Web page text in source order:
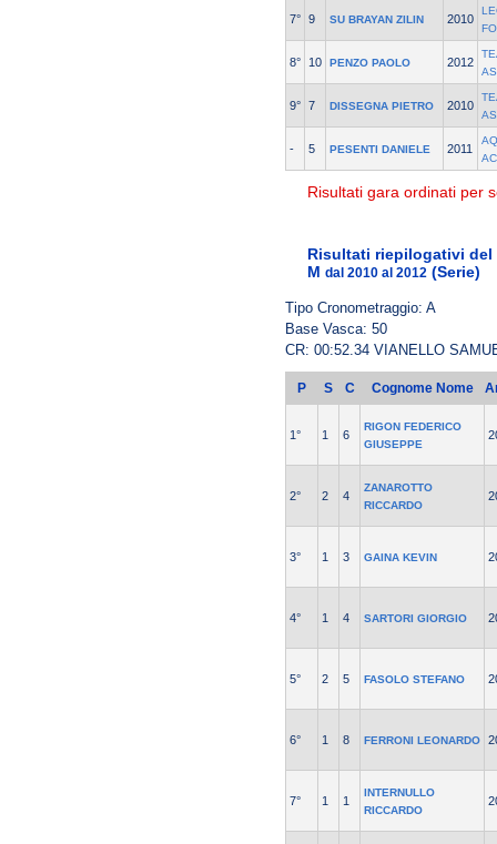
7° 9 SU BRAYAN ZILIN 2010
8° 10 PENZO PAOLO 2012
9° 7 DISSEGNA PIETRO 2010
- 5 PESENTI DANIELE 2011
Risultati gara ordinati per
Risultati riepilogativi del
M dal 2010 al 2012 (Serie)
Tipo Cronometraggio: A
Base Vasca: 50
CR: 00:52.34 VIANELLO
P S C Cognome Nome
1° 1 6
RIGON FEDERICO
GIUSEPPE
2° 2 4
ZANAROTTO
RICCARDO
3° 1 3 GAINA KEVIN
4° 1 4 SARTORI GIORGIO
5° 2 5 FASOLO STEFANO
6° 1 8 FERRONI LEONARDO
7° 1 1
INTERNULLO
RICCARDO